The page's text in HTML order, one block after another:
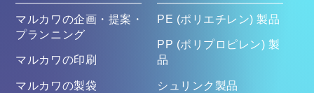
マルカワの企画・提案・
プランニング
マルカワの印刷
マルカワの製袋
PE (ポリエチレン) 製品
PP (ポリプロピレン) 製
品
シュリンク製品